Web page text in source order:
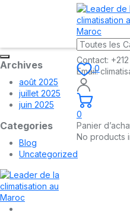
Archives
août 2025
juillet 2025
juin 2025
Categories
Blog
Uncategorized
Contact:
Email:
0
0
Panier
No products